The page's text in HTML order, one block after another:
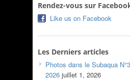
Rendez-vous sur
Like us on Facebook
Les Derniers articles
Photos dans le Subaqua
2026 juillet 1, 2026